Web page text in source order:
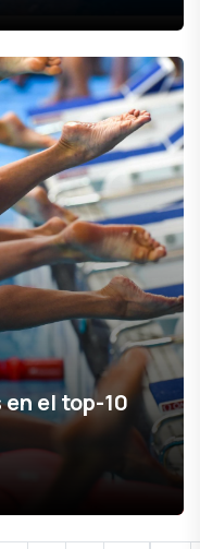
el top-10